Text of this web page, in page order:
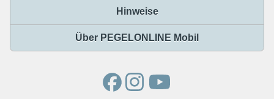
Hinweise
Über PEGELONLINE Mobil